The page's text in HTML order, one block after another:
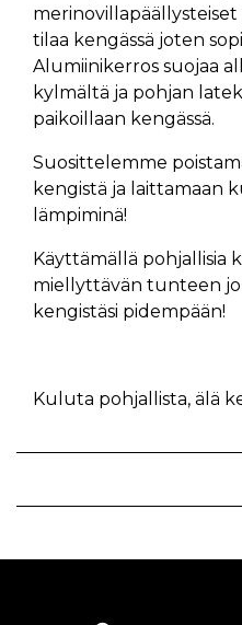
tilaa kengässä joten
Alumiinikerros suojaa
kylmältä ja pohjan
paikoillaan kengässä.
Suosittelemme
kengistä ja laittamaan
lämpiminä!
Käyttämällä pohjallisia
miellyttävän tunteen
kengistäsi pidempään!
Kuluta pohjallista, älä